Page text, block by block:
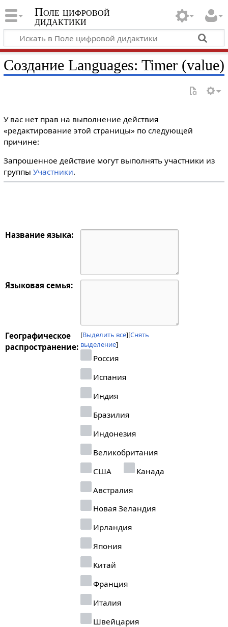
Поле цифровой
дидактики
Создание Languages: Timer (value)
У вас нет прав на выполнение действия
«редактирование этой страницы» по следующей
причине:
Запрошенное действие могут выполнять участники из
группы Участники.
Название языка:
Языковая семья:
Географическое
распространение:
Выделить все Снять
выделение
Россия
Испания
Индия
Бразилия
Индонезия
Великобритания
США
Канада
Австралия
Новая Зеландия
Ирландия
Япония
Китай
Франция
Италия
Швейцария